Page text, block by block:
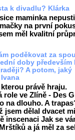
k divadlu? Klárka
maminka
na první
měl kvalitní
poděkovat za
doby především
A potom, jaký
právě hraju.
ve Zlíně - Des
na dlouho. A
jsem dělal dvacet
inscenaci Jak se
a já měl za